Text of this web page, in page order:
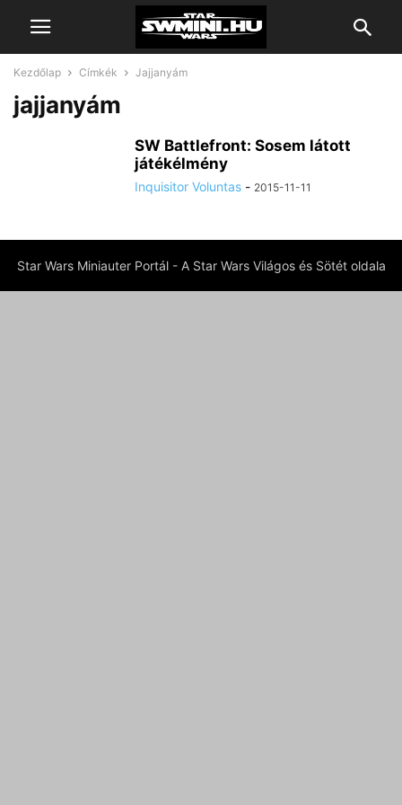
Kezdőlap Címkék Jajjanyám
jajjanyám
SW Battlefront: Sosem látott
játékélmény
Inquisitor Voluntas - 2015-11-11
Star Wars Miniauter Portál - A Star Wars Világos és Sötét oldala